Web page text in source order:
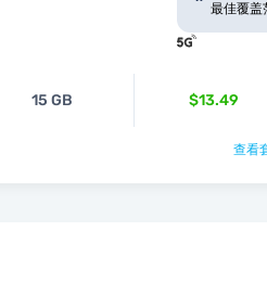
最佳覆盖
15 GB $13.49
查看